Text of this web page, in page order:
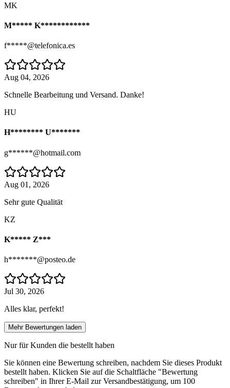
MK
M***** K************
f*****@telefonica.es
Aug 04, 2026
Schnelle Bearbeitung und Versand. Danke!
HU
H******** U*******
g******@hotmail.com
Aug 01, 2026
Sehr gute Qualität
KZ
K***** Z***
h*******@posteo.de
Jul 30, 2026
Alles klar, perfekt!
Mehr Bewertungen laden
Nur für Kunden die bestellt haben
Sie können eine Bewertung schreiben, nachdem Sie dieses Produkt
bestellt haben. Klicken Sie auf die Schaltfläche "Bewertung
schreiben" in Ihrer E-Mail zur Versandbestätigung, um 100